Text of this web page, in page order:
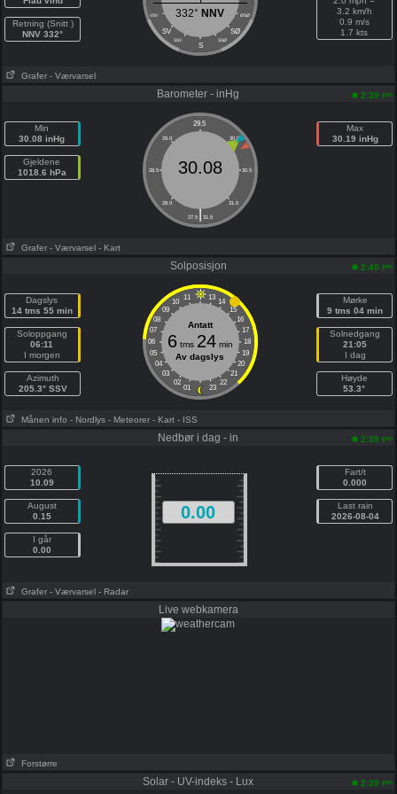
Retning (Snitt )
NNV 332°
VSV ØSØ
SV SØ
SSV SSØ
S
332° NNV
3.2 km/h
0.9 m/s
1.7 kts
Grafer - Værvarsel
Barometer - inHg 2:39 pm
Min
30.08 inHg
Gjeldene
1018.6 hPa
29.5
29.0 30.0
28.5 30.5
28.0 31.0
|
27.5 31.5
30.08
Max
30.19 inHg
Grafer - Værvarsel - Kart
Solposisjon 2:40 pm
Dagslys
14 tms 55 min
Soloppgang
06:11
I morgen
Azimuth
205.3° SSV
11 13
10
14
09
15
08
16
07
17
06
18
05
19
04
20
03
21
02
22
01 23
Antatt
6tms 24min
Av dagslys
Mørke
9 tms 04 min
Solnedgang
21:05
I dag
Høyde
53.3°
Månen info - Nordlys - Meteorer - Kart - ISS
Nedbør i dag - in 2:39 pm
2026
10.09
August
0.15
I går
0.00
0.00
Fart/t
0.000
Last rain
2026-08-04
Grafer - Værvarsel - Radar
Live webkamera
Forstørre
Solar - UV-indeks - Lux 2:39 pm